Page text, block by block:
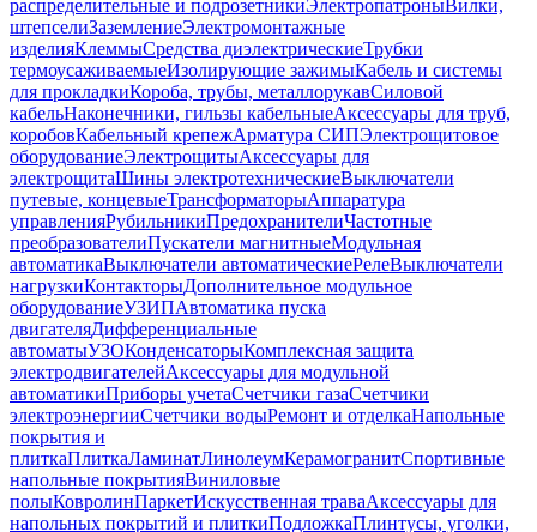
распределительные и подрозетникиЭлектропатроныВилки,
штепселиЗаземлениеЭлектромонтажные
изделияКлеммыСредства диэлектрическиеТрубки
термоусаживаемыеИзолирующие зажимыКабель и системы
для прокладкиКороба, трубы, металлорукавСиловой
кабельНаконечники, гильзы кабельныеАксессуары для труб,
коробовКабельный крепежАрматура СИПЭлектрощитовое
оборудованиеЭлектрощитыАксессуары для
электрощитаШины электротехническиеВыключатели
путевые, концевыеТрансформаторыАппаратура
управленияРубильникиПредохранителиЧастотные
преобразователиПускатели магнитныеМодульная
автоматикаВыключатели автоматическиеРелеВыключатели
нагрузкиКонтакторыДополнительное модульное
оборудованиеУЗИПАвтоматика пуска
двигателяДифференциальные
автоматыУЗОКонденсаторыКомплексная защита
электродвигателейАксессуары для модульной
автоматикиПриборы учетаСчетчики газаСчетчики
электроэнергииСчетчики водыРемонт и отделкаНапольные
покрытия и
плиткаПлиткаЛаминатЛинолеумКерамогранитСпортивные
напольные покрытияВиниловые
полыКовролинПаркетИскусственная траваАксессуары для
напольных покрытий и плиткиПодложкаПлинтусы, уголки,